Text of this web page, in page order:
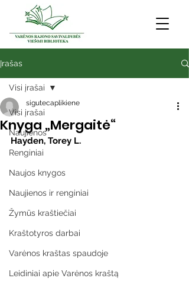
Įrašas
Visi įrašai
Naujienos
Renginiai
Naujos knygos
Naujienos ir renginiai
Žymūs kraštiečiai
Kraštotyros darbai
Varėnos kraštas spaudoje
Leidiniai apie Varėnos kraštą
Visi įrašai
Knyga „Mergaitė“
sigutecaplikiene
Hayden, Torey L.